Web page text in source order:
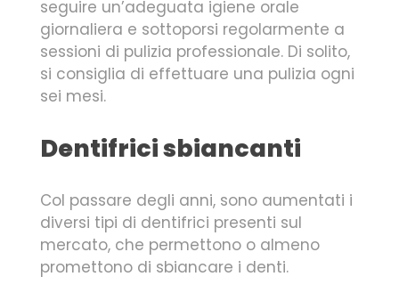
seguire un’adeguata igiene orale
giornaliera e sottoporsi regolarmente a
sessioni di pulizia professionale. Di solito,
si consiglia di effettuare una pulizia ogni
sei mesi.
Dentifrici sbiancanti
Col passare degli anni, sono aumentati i
diversi tipi di dentifrici presenti sul
mercato, che permettono o almeno
promettono di sbiancare i denti.